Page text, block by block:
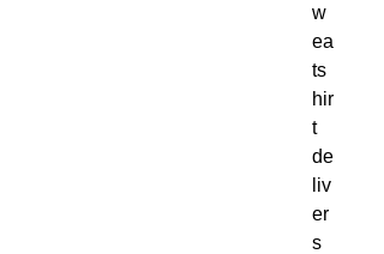
w
ea
ts
hir
t
de
liv
er
s